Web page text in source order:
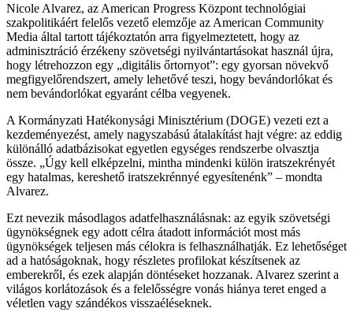
Nicole Alvarez, az American Progress Központ technológiai
szakpolitikáért felelős vezető elemzője az American Community
Media által tartott tájékoztatón arra figyelmeztetett, hogy az
adminisztráció érzékeny szövetségi nyilvántartásokat használ újra,
hogy létrehozzon egy „digitális őrtornyot”: egy gyorsan növekvő
megfigyelőrendszert, amely lehetővé teszi, hogy bevándorlókat és
nem bevándorlókat egyaránt célba vegyenek.
A Kormányzati Hatékonysági Minisztérium (DOGE) vezeti ezt a
kezdeményezést, amely nagyszabású átalakítást hajt végre: az eddig
különálló adatbázisokat egyetlen egységes rendszerbe olvasztja
össze. „Úgy kell elképzelni, mintha mindenki külön iratszekrényét
egy hatalmas, kereshető iratszekrénnyé egyesítenénk” – mondta
Alvarez.
Ezt nevezik másodlagos adatfelhasználásnak: az egyik szövetségi
ügynökségnek egy adott célra átadott információt most más
ügynökségek teljesen más célokra is felhasználhatják. Ez lehetőséget
ad a hatóságoknak, hogy részletes profilokat készítsenek az
emberekről, és ezek alapján döntéseket hozzanak. Alvarez szerint a
világos korlátozások és a felelősségre vonás hiánya teret enged a
véletlen vagy szándékos visszaéléseknek.